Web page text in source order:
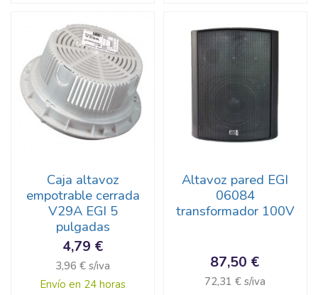
Caja altavoz
empotrable cerrada
V29A EGI 5
pulgadas
4,79 €
3,96 € s/iva
Envío en 24 horas
Altavoz pared EGI
06084
transformador 100V
87,50 €
72,31 € s/iva